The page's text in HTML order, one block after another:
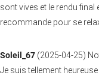
sont vives et le rendu final
recommande pour se
Soleil_67 (2025-04-25)
Je suis tellement